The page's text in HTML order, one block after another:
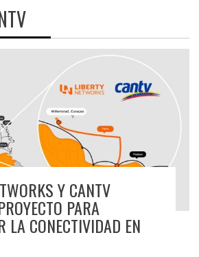
Y CANTV
PARA
LA CONECTIVIDAD EN